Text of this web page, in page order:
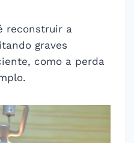
reconstruir a
graves
como a perda